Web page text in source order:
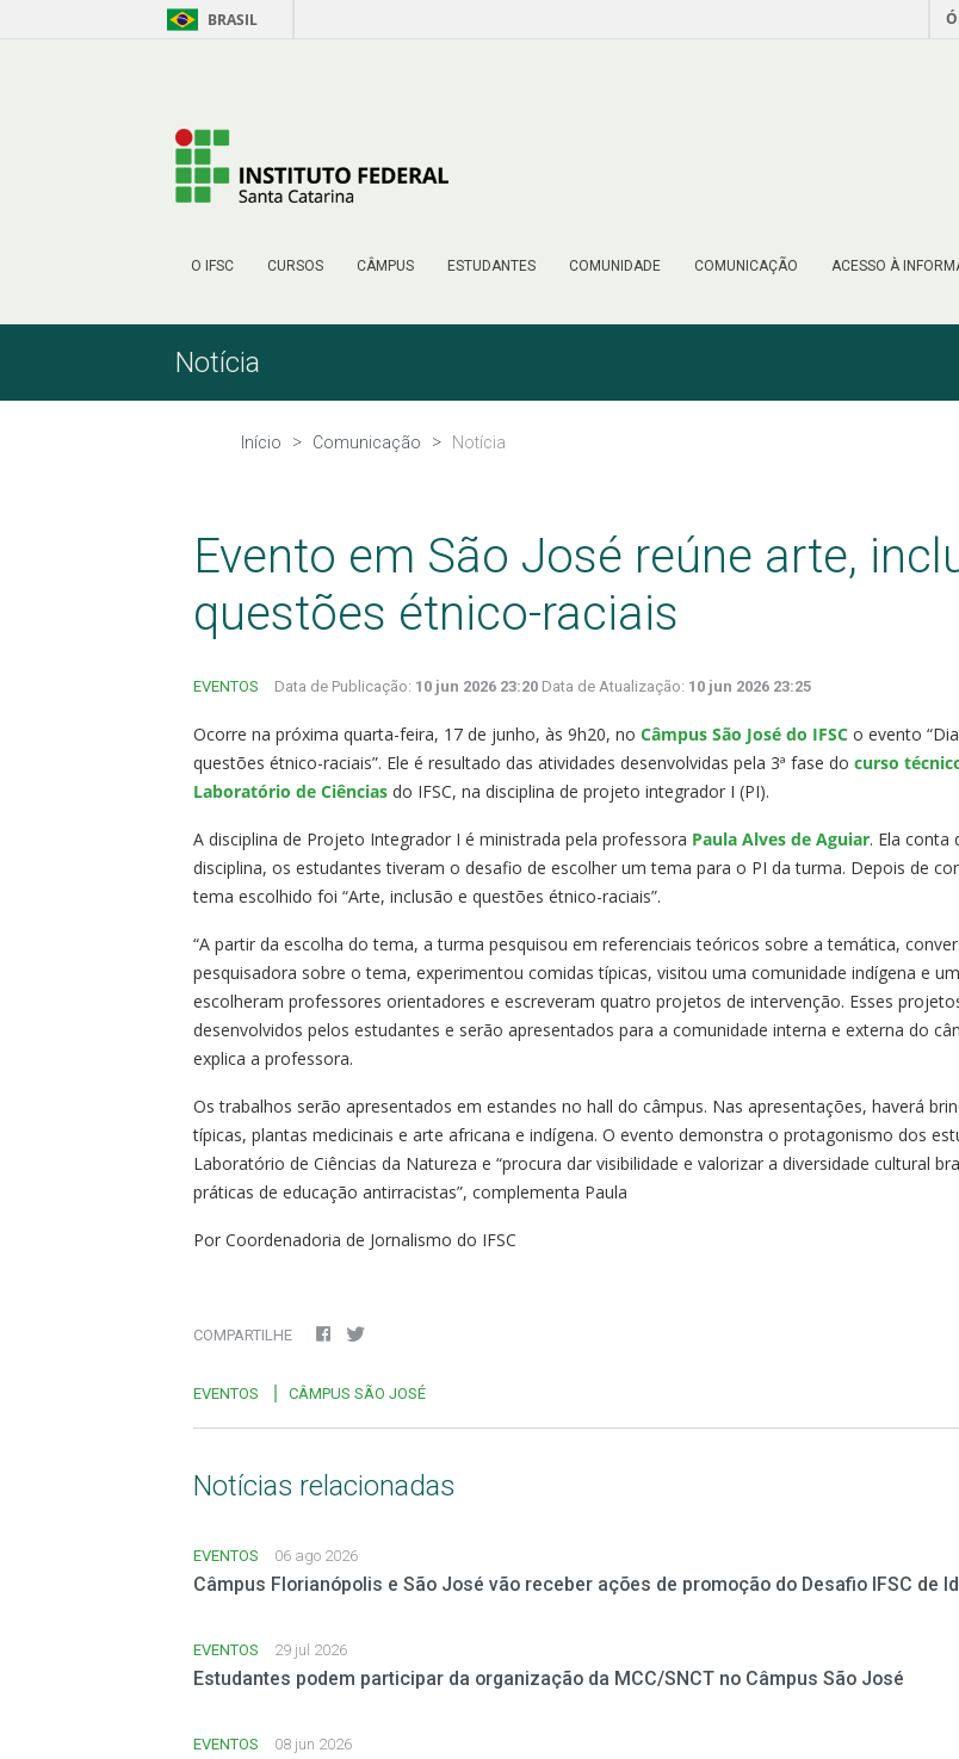
Pular para o Conteúdo BRASIL
O IFSC CURSOS CÂMPUS ESTUDANTES COMUNIDADE COMUNICAÇÃO ACESSO À
Notícia
Início Comunicação Notícia
Evento em São José reúne arte,
questões étnico-raciais
EVENTOS Data de Publicação: 10 jun 2026 23:20 Data de Atualização: 10 jun 2026 23:25
Ocorre na próxima quarta-feira, 17 de junho, às 9h20, no Câmpus São José do IFSC o evento
questões étnico-raciais”. Ele é resultado das atividades desenvolvidas pela 3ª fase do curso
Laboratório de Ciências do IFSC, na disciplina de projeto integrador I (PI).
A disciplina de Projeto Integrador I é ministrada pela professora Paula Alves de Aguiar. Ela conta
disciplina, os estudantes tiveram o desafio de escolher um tema para o PI da turma. Depois de
tema escolhido foi “Arte, inclusão e questões étnico-raciais”.
“A partir da escolha do tema, a turma pesquisou em referenciais teóricos sobre a temática,
pesquisadora sobre o tema, experimentou comidas típicas, visitou uma comunidade indígena e
escolheram professores orientadores e escreveram quatro projetos de intervenção. Esses
desenvolvidos pelos estudantes e serão apresentados para a comunidade interna e externa do
explica a professora.
Os trabalhos serão apresentados em estandes no hall do câmpus. Nas apresentações, haverá
típicas, plantas medicinais e arte africana e indígena. O evento demonstra o protagonismo dos
Laboratório de Ciências da Natureza e “procura dar visibilidade e valorizar a diversidade cultural
práticas de educação antirracistas”, complementa Paula
Por Coordenadoria de Jornalismo do IFSC
COMPARTILHE
EVENTOS CÂMPUS SÃO JOSÉ
Notícias relacionadas
EVENTOS 06 ago 2026
Câmpus Florianópolis e São José vão receber ações de promoção do Desafio IFSC de
EVENTOS 29 jul 2026
Estudantes podem participar da organização da MCC/SNCT no Câmpus São José
EVENTOS 08 jun 2026